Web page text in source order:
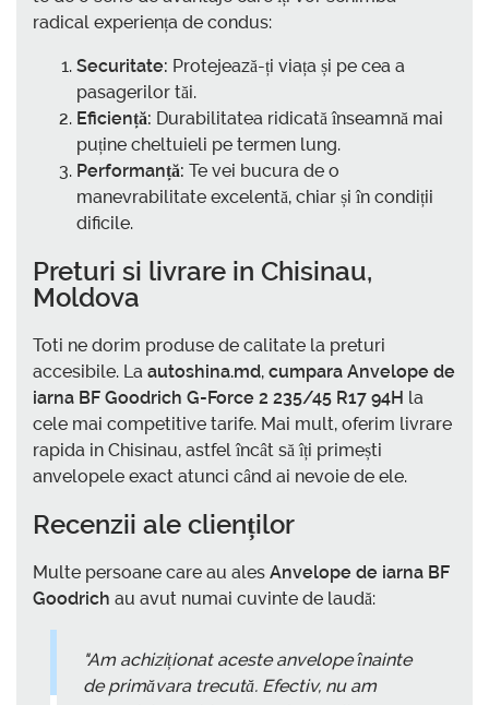
radical experiența de condus:
Securitate: Protejează-ți viața și pe cea a
pasagerilor tăi.
Eficiență: Durabilitatea ridicată înseamnă mai
puține cheltuieli pe termen lung.
Performanță: Te vei bucura de o
manevrabilitate excelentă, chiar și în condiții
dificile.
Preturi si livrare in Chisinau,
Moldova
Toti ne dorim produse de calitate la preturi
accesibile. La autoshina.md, cumpara Anvelope de
iarna BF Goodrich G-Force 2 235/45 R17 94H la
cele mai competitive tarife. Mai mult, oferim livrare
rapida in Chisinau, astfel încât să îți primești
anvelopele exact atunci când ai nevoie de ele.
Recenzii ale clienților
Multe persoane care au ales Anvelope de iarna BF
Goodrich au avut numai cuvinte de laudă:
"Am achiziționat aceste anvelope înainte
de primăvara trecută. Efectiv, nu am